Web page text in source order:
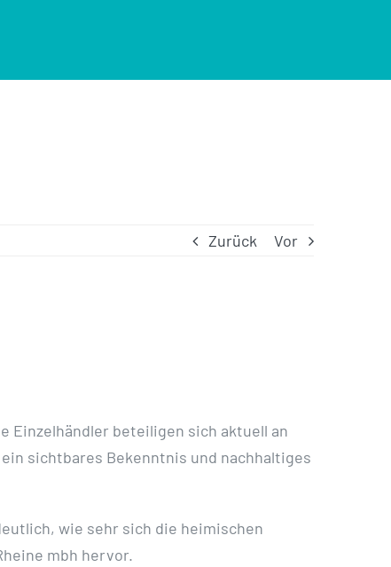
Zurück Vor
Einzelhändler beteiligen sich aktuell an
sichtbares Bekenntnis und nachhaltiges
wie sehr sich die heimischen
mbh hervor.